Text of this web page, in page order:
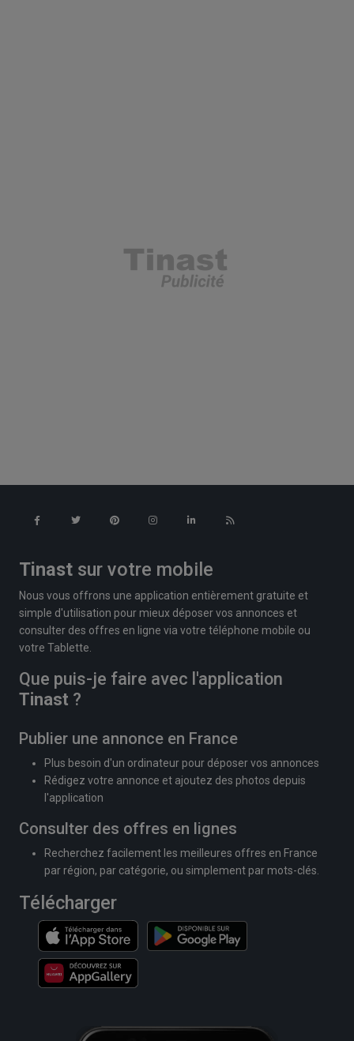
Tinast sur votre mobile
Nous vous offrons une application entièrement gratuite et
simple d'utilisation pour mieux déposer vos annonces et
consulter des offres en ligne via votre téléphone mobile ou
votre Tablette.
Que puis-je faire avec l'application
Tinast ?
Publier une annonce en France
Plus besoin d'un ordinateur pour déposer vos annonces
Rédigez votre annonce et ajoutez des photos depuis
l'application
Consulter des offres en lignes
Recherchez facilement les meilleures offres en France
par région, par catégorie, ou simplement par mots-clés.
Télécharger